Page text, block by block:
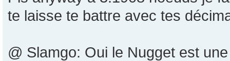
te laisse te battre avec tes
@ Slamgo: Oui le Nugget est